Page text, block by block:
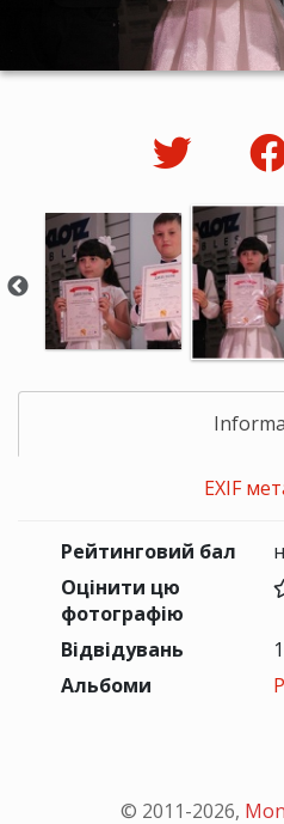
EXIF
Рейтинговий бал
Оцінити цю
фотографію
Відвідувань
Альбоми
© 2011-2026,